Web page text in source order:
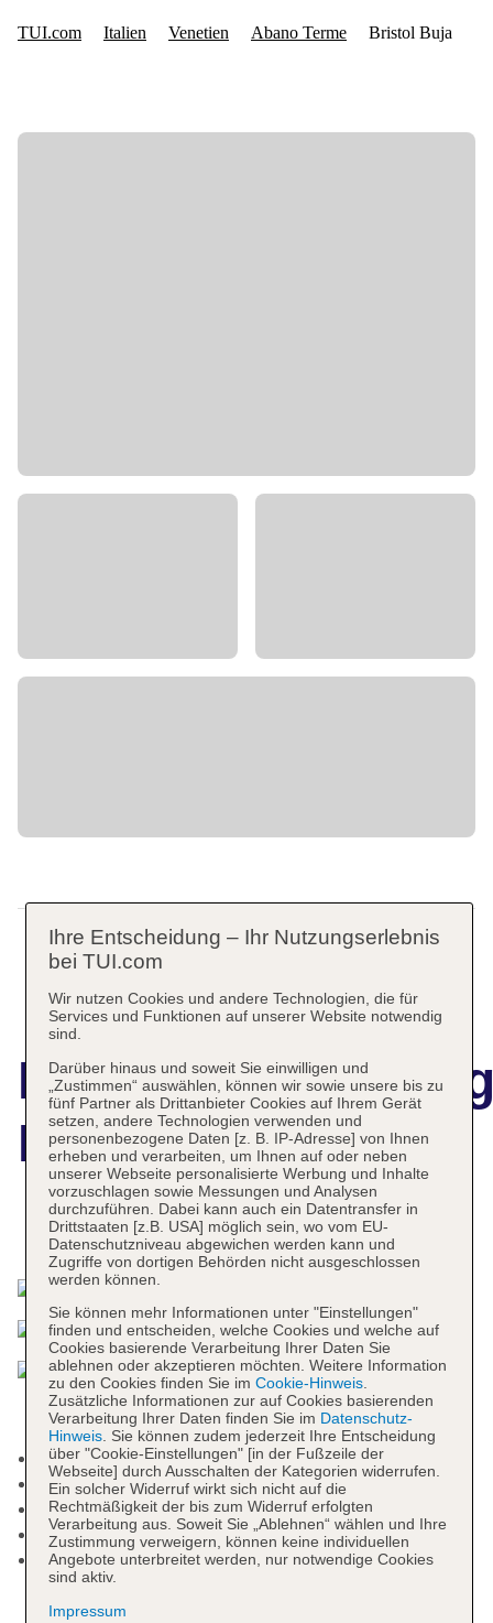
Bristol Buja
Das bietet Ihre Unterkunft
Kurtaxe/Ökotaxe/Touristensteuer zahlbar vor Ort
Raucherbereich
Check-in Zeit ab 14:00 Uhr
Check-out Zeit bis 11:00 Uhr
Rezeption: 08:00 Uhr - 21:00 Uhr, Sprachen:
deutsch, englisch, italienisch, französisch,
Hotelsafe: ohne Gebühr
Ihre Entscheidung – Ihr Nutzungserlebnis
bei TUI.com
Wir nutzen Cookies und andere Technologien, die für
Services und Funktionen auf unserer Website notwendig
sind.
Darüber hinaus und soweit Sie einwilligen und
„Zustimmen“ auswählen, können wir sowie unsere bis zu
fünf Partner als Drittanbieter Cookies auf Ihrem Gerät
setzen, andere Technologien verwenden und
personenbezogene Daten [z. B. IP-Adresse] von Ihnen
erheben und verarbeiten, um Ihnen auf oder neben
unserer Webseite personalisierte Werbung und Inhalte
vorzuschlagen sowie Messungen und Analysen
durchzuführen. Dabei kann auch ein Datentransfer in
Drittstaaten [z.B. USA] möglich sein, wo vom EU-
Datenschutzniveau abgewichen werden kann und
Zugriffe von dortigen Behörden nicht ausgeschlossen
werden können.
Sie können mehr Informationen unter "Einstellungen"
finden und entscheiden, welche Cookies und welche auf
Cookies basierende Verarbeitung Ihrer Daten Sie
ablehnen oder akzeptieren möchten. Weitere Information
zu den Cookies finden Sie im Cookie-Hinweis.
Zusätzliche Informationen zur auf Cookies basierenden
Verarbeitung Ihrer Daten finden Sie im Datenschutz-
Hinweis. Sie können zudem jederzeit Ihre Entscheidung
über "Cookie-Einstellungen" [in der Fußzeile der
Webseite] durch Ausschalten der Kategorien widerrufen.
Ein solcher Widerruf wirkt sich nicht auf die
Rechtmäßigkeit der bis zum Widerruf erfolgten
Verarbeitung aus. Soweit Sie „Ablehnen“ wählen und Ihre
Zustimmung verweigern, können keine individuellen
Angebote unterbreitet werden, nur notwendige Cookies
sind aktiv.
Impressum